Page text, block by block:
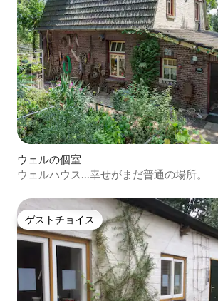
ウェルの個室
ウェルハウス...幸せがまだ普通の場所。
ゲストチョイス
ゲストチョイス